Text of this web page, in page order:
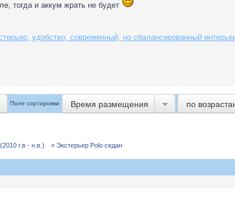
тогда и аккум жрать не будет
удобство, современный, но сбалансированный
Поле сортировки Время размещения по
г.в - н.в.) » Экстерьер Polo седан